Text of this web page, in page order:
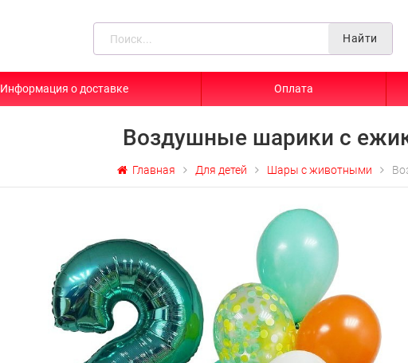
Найти
Информация о доставке Оплата
Воздушные шарики с
Главная Для детей Шары с животными